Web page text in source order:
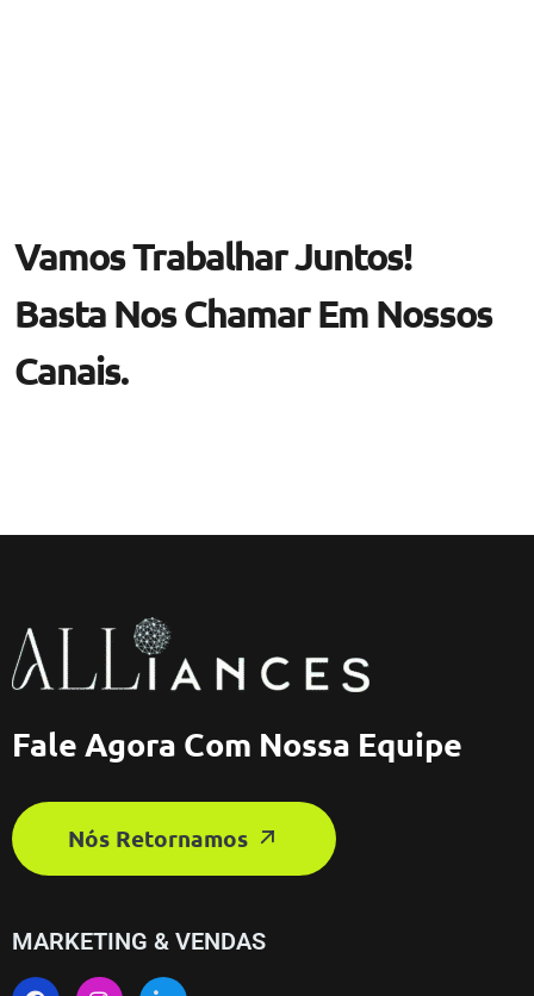
Vamos Trabalhar Juntos!
Basta Nos Chamar Em Nossos
Canais.
Fale Agora Com Nossa Equipe
Nós Retornamos
MARKETING & VENDAS